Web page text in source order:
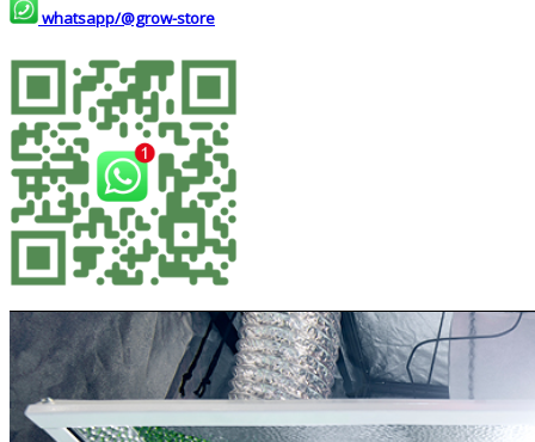
whatsapp/@grow-store